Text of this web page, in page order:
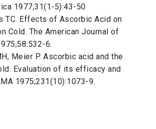
1977;31(1-5):43-50
TC. Effects of Ascorbic Acid on
Cold. The American Journal of
6.
Meier P. Ascorbic acid and the
Evaluation of its efficacy and
1975;231(10):1073-9.